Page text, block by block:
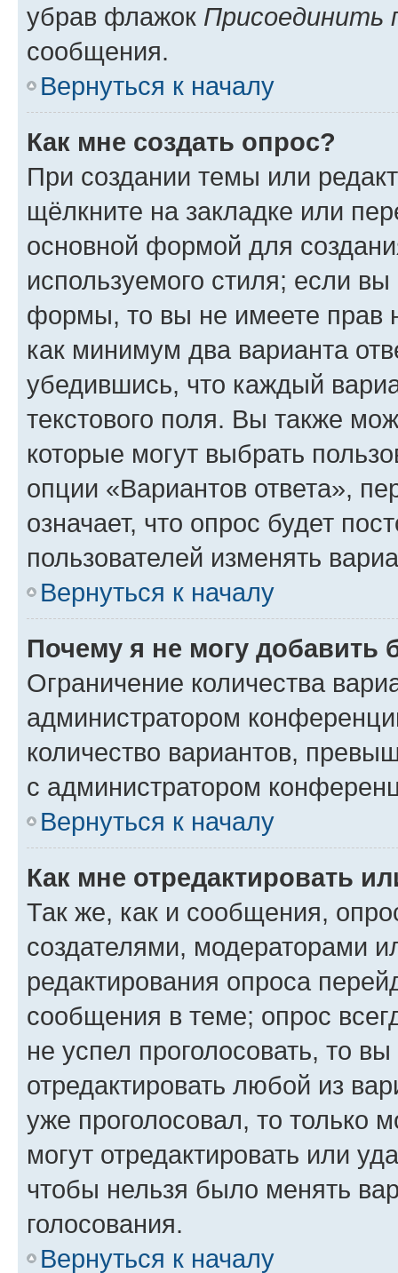
убрав флажок Присоединить
сообщения.
Вернуться к началу
Как мне создать опрос?
При создании темы или
щёлкните на закладке или
основной формой для
используемого стиля; если
формы, то вы не имеете прав
как минимум два варианта
убедившись, что каждый
текстового поля. Вы также
которые могут выбрать
опции «Вариантов ответа»,
означает, что опрос будет
пользователей изменять
Вернуться к началу
Почему я не могу добавить
Ограничение количества
администратором
количество вариантов,
с администратором
Вернуться к началу
Как мне отредактировать
Так же, как и сообщения,
создателями, модераторами
редактирования опроса
сообщения в теме; опрос
не успел проголосовать, то
отредактировать любой из
уже проголосовал, то только
могут отредактировать или
чтобы нельзя было менять
голосования.
Вернуться к началу